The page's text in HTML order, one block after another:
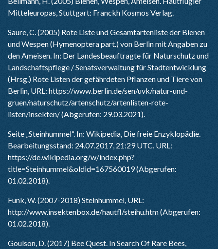
Mitteleuropas, Stuttgart: Franckh Kosmos Verlag.
Saure, C. (2005) Rote Liste und Gesamtartenliste der Bienen
und Wespen (Hymenoptera part.) von Berlin mit Angaben zu
den Ameisen. In: Der Landesbeauftragte für Naturschutz und
Landschaftspflege / Senatsverwaltung für Stadtentwicklung
(Hrsg.) Rote Listen der gefährdeten Pflanzen und Tiere von
Berlin, URL: https://www.berlin.de/sen/uvk/natur-und-
gruen/naturschutz/artenschutz/artenlisten-rote-
listen/insekten/(Abgerufen: 29.03.2021).
Seite „Steinhummel“. In: Wikipedia, Die freie Enzyklopädie.
Bearbeitungsstand: 24.07.2017, 21:29 UTC. URL:
https://de.wikipedia.org/w/index.php?
title=Steinhummel&oldid=167560019(Abgerufen:
01.02.2018).
Funk, W. (2007-2018) Steinhummel, URL:
http://www.insektenbox.de/hautfl/steihu.htm(Abgerufen:
01.02.2018).
Goulson, D. (2017) Bee Quest. In Search Of Rare Bees,